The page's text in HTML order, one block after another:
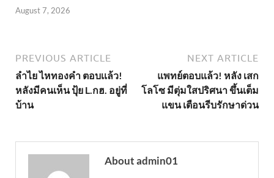
August 7, 2026
PREVIOUS ARTICLE
ลำไย ไหทองคำ ตอบเเล้ว!
หลังมีคนเห็น ปุ้ย L.กฮ. อยู่ที่
บ้าน
NEXT ARTICLE
แพทย์ตอบแล้ว! หลัง เสก
โลโซ มีตุ่มใสปริศนา ขึ้นเต็ม
แขน เตือนรีบรักษาด่วน
About admin01